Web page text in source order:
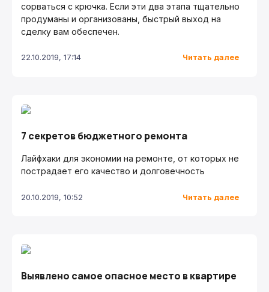
сорваться с крючка. Если эти два этапа тщательно
продуманы и организованы, быстрый выход на
сделку вам обеспечен.
22.10.2019, 17:14 Читать далее
7 секретов бюджетного ремонта
Лайфхаки для экономии на ремонте, от которых не
пострадает его качество и долговечность
20.10.2019, 10:52 Читать далее
Выявлено самое опасное место в квартире